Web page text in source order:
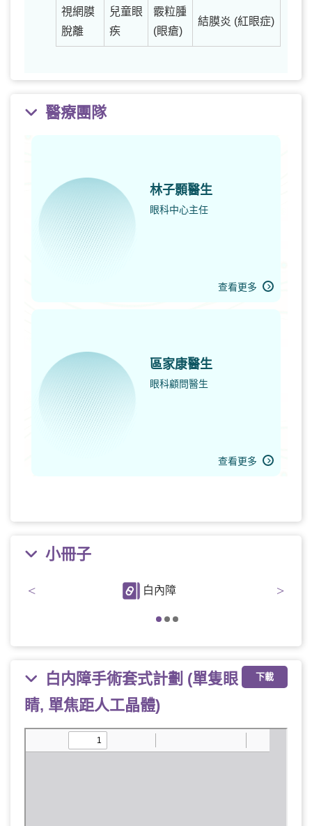
視網膜
脫離
兒童眼
疾
霰粒腫
(眼瘡)
結膜炎 (紅眼症)
醫療團隊
區家康醫生
眼科顧問醫生
查看更多
林子顥醫生
眼科中心主任
查看更多
小冊子
< 白內障 >
下載
白内障手術套式計劃 (單隻眼
睛, 單焦距人工晶體)